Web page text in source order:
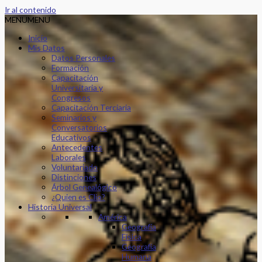
Ir al contenido
MENUMENU
Inicio
Mis Datos
Datos Personales
Formación
Capacitación
Universitaria y
Congresos
Capacitación Terciaria
Seminarios y
Conversatorios
Educativos
Antecedentes
Laborales
Voluntariado
Distinciones
Árbol Genealógico
¿Quien es Clio?
Historia Universal
América
Geografía
Física
Geografía
Humana